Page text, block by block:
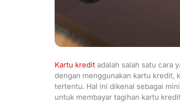
Kartu kredit adalah salah satu cara
dengan menggunakan kartu kredit,
tertentu. Hal ini dikenal sebagai
untuk membayar tagihan kartu